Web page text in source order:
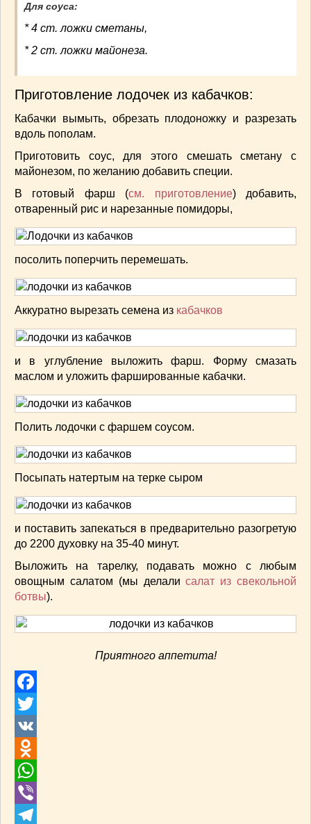
Торты(54)
Торты без выпечки(7)
НАПИТКИ
ИНТЕРЕСНЫЕ НОВОСТИ(38)
СТАТЬИ
(272)
отдых(25)
ЛЕЧЕБНЫЕ СВОЙСТВА ПИЩЕВЫХ РАСТЕНИЙ
(56)
ДОМ и ДАЧА
(140)
ДЕТСКОЕ МЕНЮ(1)
ЛАЙФХАК(23)
РЕМОНТ(28)
японская кухня(1)
Для соуса:
* 4 ст. ложки сметаны,
* 2 ст. ложки майонеза.
Приготовление лодочек из кабачков:
Кабачки вымыть, обрезать плодоножку и разрезать
вдоль пополам.
Приготовить соус, для этого смешать сметану с
майонезом, по желанию добавить специи.
В готовый фарш (см. приготовление) добавить,
отваренный рис и нарезанные помидоры,
посолить поперчить перемешать.
Аккуратно вырезать семена из кабачков
и в углубление выложить фарш. Форму смазать
маслом и уложить фаршированные кабачки.
Полить лодочки с фаршем соусом.
Посыпать натертым на терке сыром
и поставить запекаться в предварительно разогретую
до 2200 духовку на 35-40 минут.
Выложить на тарелку, подавать можно с любым
овощным салатом (мы делали салат из свекольной
ботвы).
Приятного аппетита!
Facebook
Twitter
VK
Odnoklassniki
WhatsApp
Viber